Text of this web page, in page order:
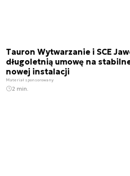
Tauron Wytwarzanie i SCE
długoletnią umowę na
nowej instalacji
Materiał sponsorowany
2 min.